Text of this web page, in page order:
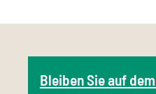
Bleiben Sie auf